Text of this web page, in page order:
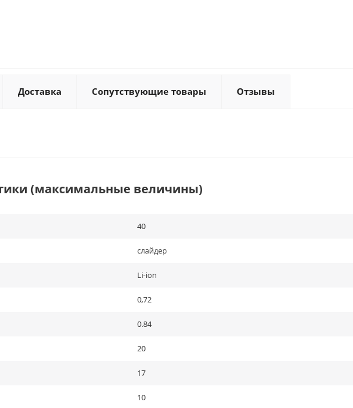
Доставка Сопутствующие товары Отзывы
(максимальные величины)
40
слайдер
Li-ion
0,72
0.84
20
17
10